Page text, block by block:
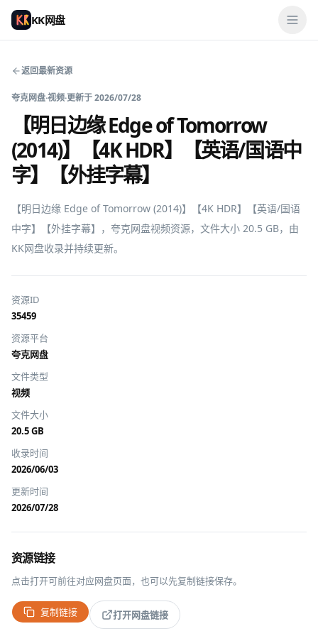
KK网盘
返回最新资源
夸克网盘·视频·更新于2026/07/28
【明日边缘 Edge of Tomorrow
(2014)】【4K HDR】【英语/国语中
字】【外挂字幕】
【明日边缘 Edge of Tomorrow (2014)】【4K HDR】【英语/国语
中字】【外挂字幕】，夸克网盘视频资源，文件大小 20.5 GB，由
KK网盘收录并持续更新。
资源ID
35459
资源平台
夸克网盘
文件类型
视频
文件大小
20.5 GB
收录时间
2026/06/03
更新时间
2026/07/28
资源链接
点击打开可前往对应网盘页面，也可以先复制链接保存。
复制链接 打开网盘链接